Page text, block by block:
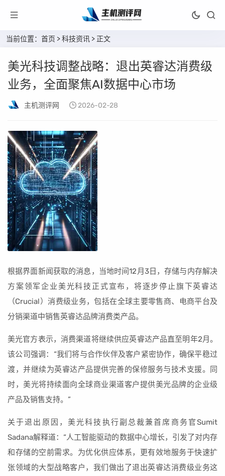
当前位置： 首页 >科技资讯 > 正文
美光科技调整战略：退出英睿达消费级
业务，全面聚焦AI数据中心市场
主机测评网 2026-02-28
根据界面新闻获取的消息，当地时间12月3日，存储与内存解决
方案领军企业美光科技正式宣布，将逐步停止旗下英睿达
（Crucial）消费级业务，包括在全球主要零售商、电商平台及
分销渠道中销售英睿达品牌消费类产品。
美光官方表示，消费渠道将继续供应英睿达产品直至明年2月。
该公司强调：“我们将与合作伙伴及客户紧密协作，确保平稳过
渡，并继续为英睿达产品提供完善的保修服务与技术支援。同
时，美光将持续面向全球商业渠道客户提供美光品牌的企业级
产品及销售支持。”
关于退出原因，美光科技执行副总裁兼首席商务官Sumit
Sadana解释道：“人工智能驱动的数据中心增长，引发了对内存
和存储的空前需求。为优化供应体系，更有效地服务于快速扩
张领域的大型战略客户，我们做出了退出英睿达消费级业务这